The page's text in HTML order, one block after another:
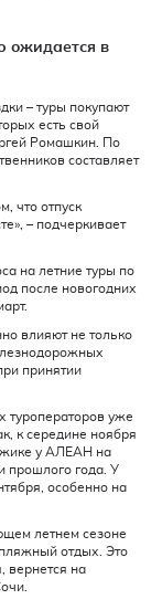
ожидается в
– туры покупают
есть свой
Ромашкин. По
составляет
что отпуск
– подчеркивает
на летние туры по
после новогодних
влияют не только
принятии
туроператоров уже
к середине ноября
у АЛЕАН на
прошлого года. У
особенно на
летнем сезоне
пляжный отдых. Это
вернется на